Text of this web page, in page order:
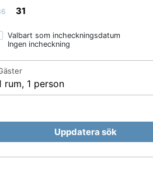
31
Valbart som incheckningsdatum
Ingen incheckning
rum, 1 person
Uppdatera sök